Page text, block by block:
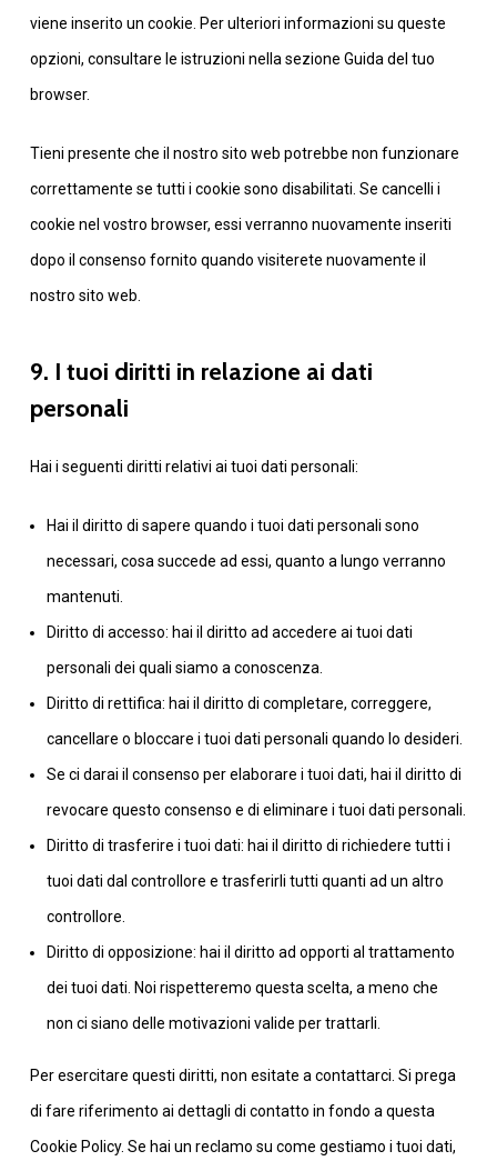
viene inserito un cookie. Per ulteriori informazioni su queste
opzioni, consultare le istruzioni nella sezione Guida del tuo
browser.
Tieni presente che il nostro sito web potrebbe non funzionare
correttamente se tutti i cookie sono disabilitati. Se cancelli i
cookie nel vostro browser, essi verranno nuovamente inseriti
dopo il consenso fornito quando visiterete nuovamente il
nostro sito web.
9. I tuoi diritti in relazione ai dati
personali
Hai i seguenti diritti relativi ai tuoi dati personali:
Hai il diritto di sapere quando i tuoi dati personali sono
necessari, cosa succede ad essi, quanto a lungo verranno
mantenuti.
Diritto di accesso: hai il diritto ad accedere ai tuoi dati
personali dei quali siamo a conoscenza.
Diritto di rettifica: hai il diritto di completare, correggere,
cancellare o bloccare i tuoi dati personali quando lo desideri.
Se ci darai il consenso per elaborare i tuoi dati, hai il diritto di
revocare questo consenso e di eliminare i tuoi dati personali.
Diritto di trasferire i tuoi dati: hai il diritto di richiedere tutti i
tuoi dati dal controllore e trasferirli tutti quanti ad un altro
controllore.
Diritto di opposizione: hai il diritto ad opporti al trattamento
dei tuoi dati. Noi rispetteremo questa scelta, a meno che
non ci siano delle motivazioni valide per trattarli.
Per esercitare questi diritti, non esitate a contattarci. Si prega
di fare riferimento ai dettagli di contatto in fondo a questa
Cookie Policy. Se hai un reclamo su come gestiamo i tuoi dati,